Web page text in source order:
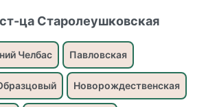
ца Старолеушковская
Челбас Павловская
Новорождественская